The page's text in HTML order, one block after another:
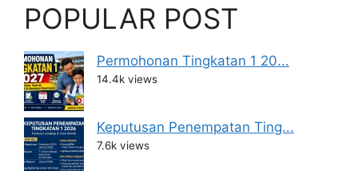
POPULAR POST
Permohonan Tingkatan 1 20...
14.4k views
Keputusan Penempatan Ting...
7.6k views